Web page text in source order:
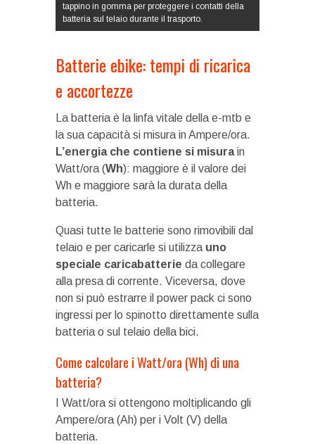
tappino in gomma per proteggere i contatti della
batteria sul telaio durante il trasporto.
Batterie ebike: tempi di ricarica
e accortezze
La batteria è la linfa vitale della e-mtb e
la sua capacità si misura in Ampere/ora.
L’energia che contiene si misurain
Watt/ora (Wh): maggiore è il valore dei
Wh e maggiore sarà la durata della
batteria.
Quasi tutte le batterie sono rimovibili dal
telaio e per caricarle si utilizza uno
speciale caricabatterie da collegare
alla presa di corrente. Viceversa, dove
non si può estrarre il power pack ci sono
ingressi per lo spinotto direttamente sulla
batteria o sul telaio della bici.
Come calcolare i Watt/ora (Wh) di una
batteria?
I Watt/ora si ottengono moltiplicando gli
Ampere/ora (Ah) per i Volt (V) della
batteria.